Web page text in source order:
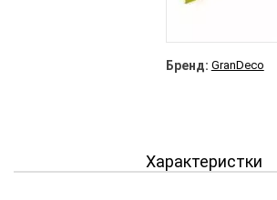
Бренд: GranDeco
Характеристки